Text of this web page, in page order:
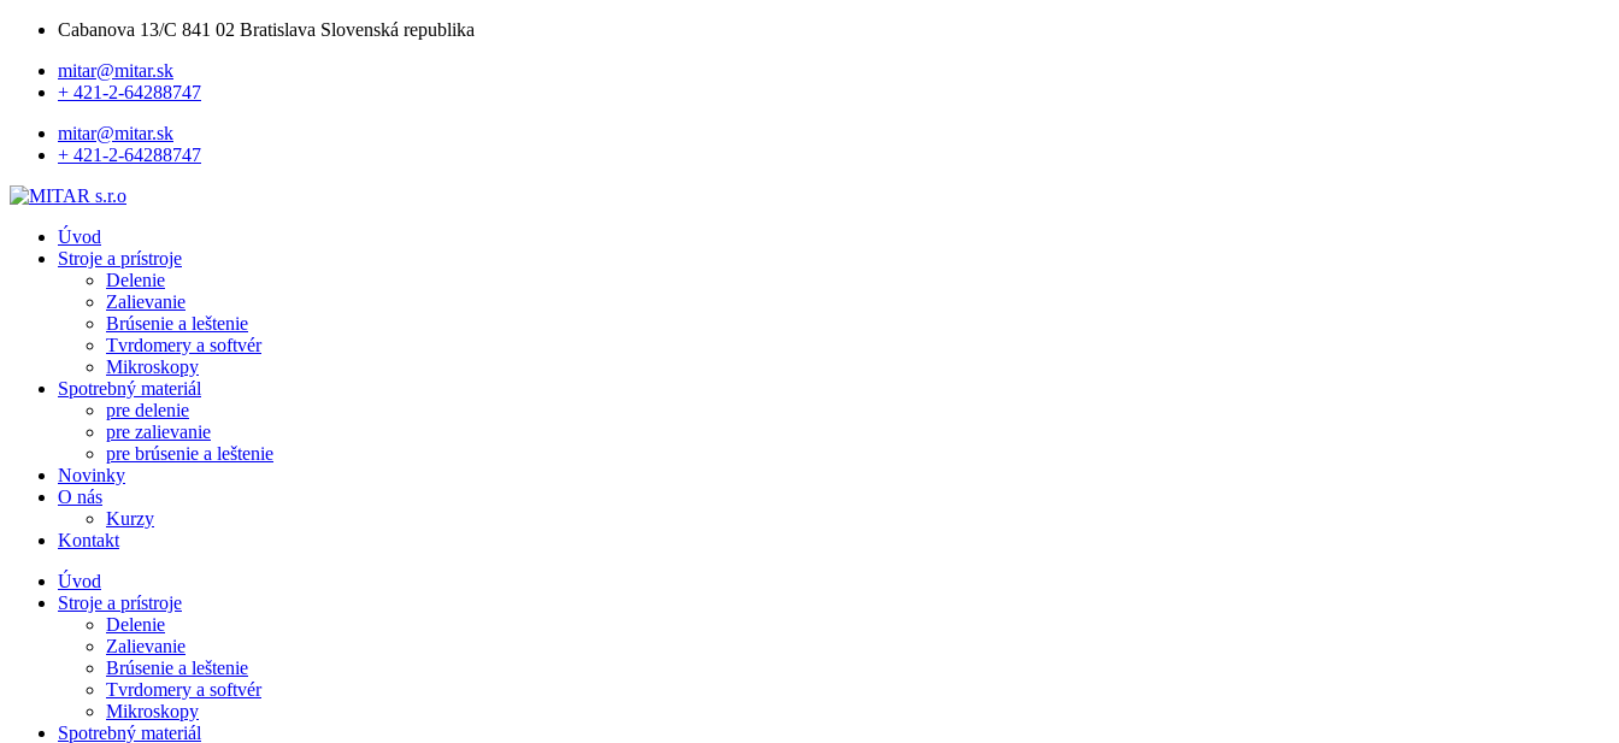
Cabanova 13/C 841 02 Bratislava Slovenská republika
mitar@mitar.sk
+ 421-2-64288747
mitar@mitar.sk
+ 421-2-64288747
Úvod
Stroje a prístroje
Delenie
Zalievanie
Brúsenie a leštenie
Tvrdomery a softvér
Mikroskopy
Spotrebný materiál
pre delenie
pre zalievanie
pre brúsenie a leštenie
Novinky
O nás
Kurzy
Kontakt
Úvod
Stroje a prístroje
Delenie
Zalievanie
Brúsenie a leštenie
Tvrdomery a softvér
Mikroskopy
Spotrebný materiál